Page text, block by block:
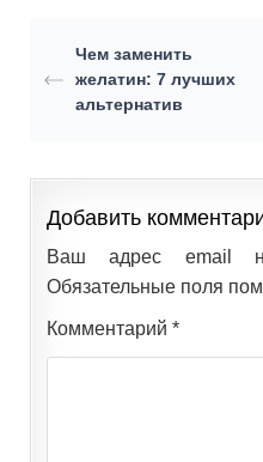
Чем заменить
желатин: 7 лучших
альтернатив
Добавить
Ваш адрес email
Обязательные поля
Комментарий *